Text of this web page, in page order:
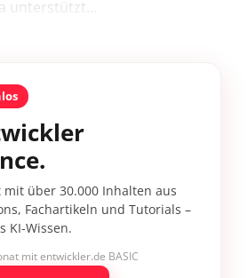
unterstützt...
mit über 30.000 Inhalten aus
Fachartikeln und Tutorials –
KI-Wissen.
mit entwickler.de BASIC